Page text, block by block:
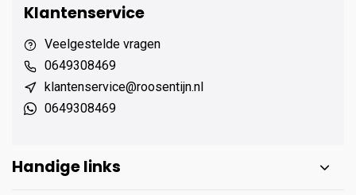
Klantenservice
Veelgestelde vragen
0649308469
klantenservice@roosentijn.nl
0649308469
Handige links